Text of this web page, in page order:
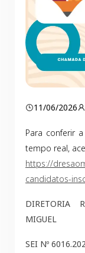
11/06/2026
Para conferir
tempo real,
https://
candidatos-
DIRETORIA
MIGUEL
SEI Nº